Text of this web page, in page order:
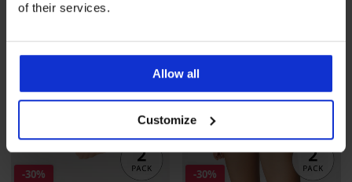
of their services.
Allow all
Customize
-30% -30%